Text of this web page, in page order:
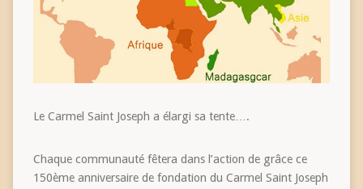
Le Carmel Saint Joseph a élargi sa tente….
Chaque communauté fêtera dans l’action de grâce ce
150ème anniversaire de fondation du Carmel Saint Joseph